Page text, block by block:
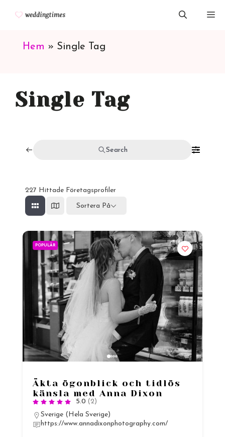
Hem » Single Tag
Single Tag
Search
227 Hittade Företagsprofiler
Sortera På
POPULÄR
Äkta ögonblick och tidlös
känsla med Anna Dixon
5.0 (2)
Sverige (Hela Sverige)
https://www.annadixonphotography.com/